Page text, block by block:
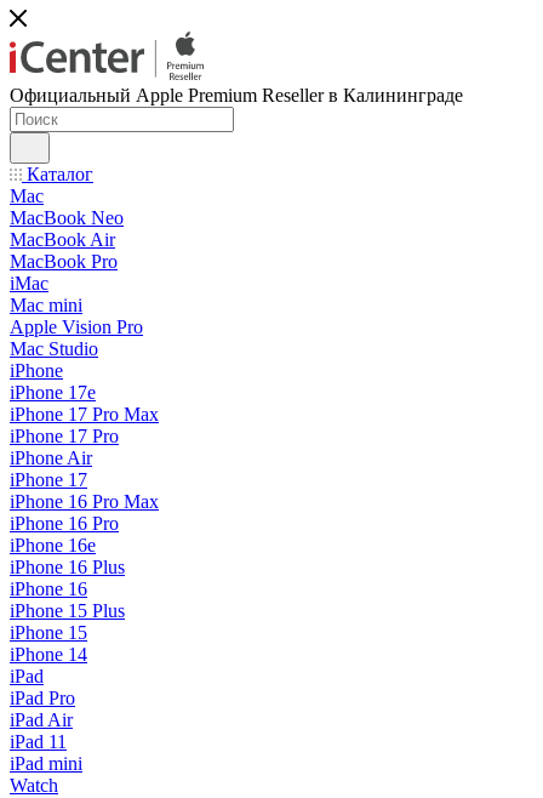
Официальный Apple Premium Reseller в Калининграде
Каталог
Mac
MacBook Neo
MacBook Air
MacBook Pro
iMac
Mac mini
Apple Vision Pro
Mac Studio
iPhone
iPhone 17e
iPhone 17 Pro Max
iPhone 17 Pro
iPhone Air
iPhone 17
iPhone 16 Pro Max
iPhone 16 Pro
iPhone 16e
iPhone 16 Plus
iPhone 16
iPhone 15 Plus
iPhone 15
iPhone 14
iPad
iPad Pro
iPad Air
iPad 11
iPad mini
Watch